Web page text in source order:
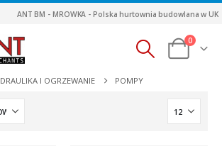
ANT BM - MROWKA - Polska hurtownia budowlana w UK
0
I OGRZEWANIE POMPY